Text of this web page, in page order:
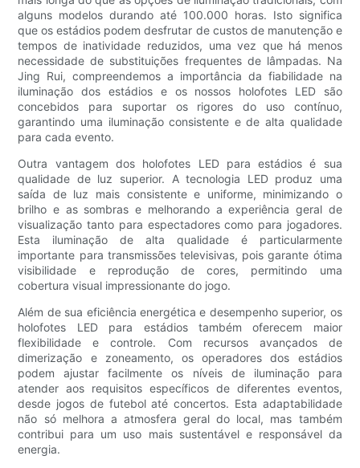
alguns modelos durando até 100.000 horas. Isto significa
que os estádios podem desfrutar de custos de manutenção e
tempos de inatividade reduzidos, uma vez que há menos
necessidade de substituições frequentes de lâmpadas. Na
Jing Rui, compreendemos a importância da fiabilidade na
iluminação dos estádios e os nossos holofotes LED são
concebidos para suportar os rigores do uso contínuo,
garantindo uma iluminação consistente e de alta qualidade
para cada evento.
Outra vantagem dos holofotes LED para estádios é sua
qualidade de luz superior. A tecnologia LED produz uma
saída de luz mais consistente e uniforme, minimizando o
brilho e as sombras e melhorando a experiência geral de
visualização tanto para espectadores como para jogadores.
Esta iluminação de alta qualidade é particularmente
importante para transmissões televisivas, pois garante ótima
visibilidade e reprodução de cores, permitindo uma
cobertura visual impressionante do jogo.
Além de sua eficiência energética e desempenho superior, os
holofotes LED para estádios também oferecem maior
flexibilidade e controle. Com recursos avançados de
dimerização e zoneamento, os operadores dos estádios
podem ajustar facilmente os níveis de iluminação para
atender aos requisitos específicos de diferentes eventos,
desde jogos de futebol até concertos. Esta adaptabilidade
não só melhora a atmosfera geral do local, mas também
contribui para um uso mais sustentável e responsável da
energia.